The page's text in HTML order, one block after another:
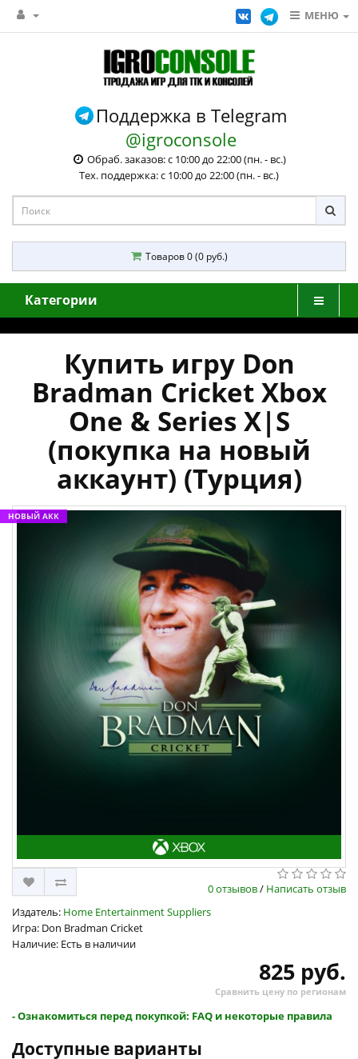
МЕНЮ
Поддержка в Telegram
@igroconsole
Обраб. заказов: с 10:00 до 22:00 (пн. - вс.)
Тех. поддержка: с 10:00 до 22:00 (пн. - вс.)
Товаров 0 (0 руб.)
Категории
Купить игру Don
Bradman Cricket Xbox
One & Series X|S
(покупка на новый
аккаунт) (Турция)
НОВЫЙ АКК
0 отзывов/ Написать отзыв
Издатель: Home Entertainment Suppliers
Игра: Don Bradman Cricket
Наличие: Есть в наличии
825 руб.
Сравнить цену по регионам
- Ознакомиться перед покупкой: FAQ и некоторые правила
Доступные варианты